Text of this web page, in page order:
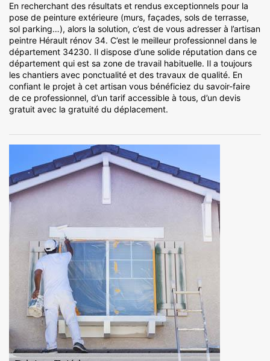
En recherchant des résultats et rendus exceptionnels pour la
pose de peinture extérieure (murs, façades, sols de terrasse,
sol parking…), alors la solution, c’est de vous adresser à l’artisan
peintre Hérault rénov 34. C’est le meilleur professionnel dans le
département 34230. Il dispose d’une solide réputation dans ce
département qui est sa zone de travail habituelle. Il a toujours
les chantiers avec ponctualité et des travaux de qualité. En
confiant le projet à cet artisan vous bénéficiez du savoir-faire
de ce professionnel, d’un tarif accessible à tous, d’un devis
gratuit avec la gratuité du déplacement.